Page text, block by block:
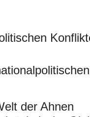
der Ahnen